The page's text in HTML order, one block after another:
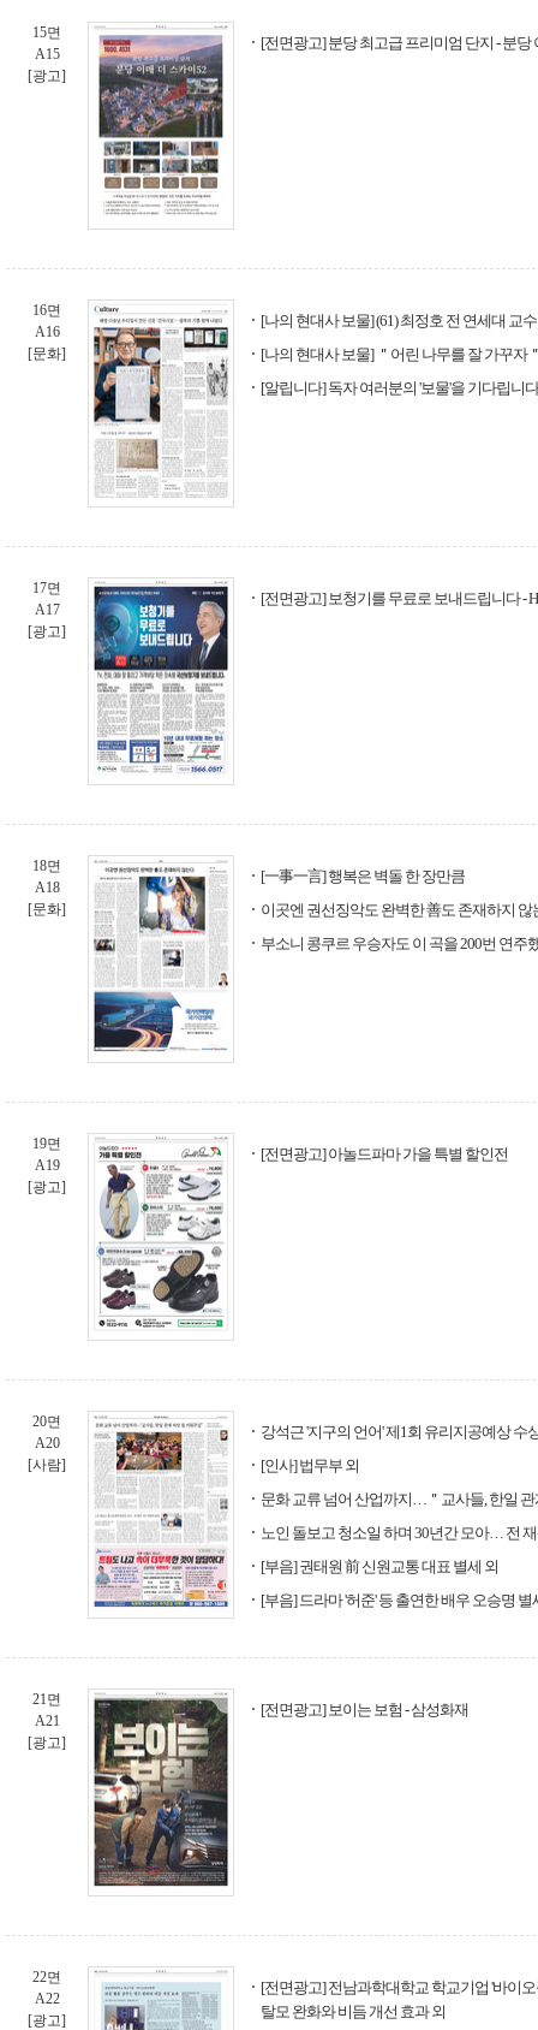
15면
A15
[광고]
[전면광고] 분당 최고급 프리미엄 단지 - 분당
16면
A16
[문화]
[나의 현대사 보물] (61) 최정호 전 연세대 교수
[나의 현대사 보물] ＂어린 나무를 잘 가꾸자
[알립니다] 독자 여러분의 '보물'을 기다립니다
17면
A17
[광고]
[전면광고] 보청기를 무료로 보내드립니다 -
18면
A18
[문화]
[一事一言] 행복은 벽돌 한 장만큼
이곳엔 권선징악도 완벽한 善도 존재하지 않
부소니 콩쿠르 우승자도 이 곡을 200번 연주
19면
A19
[광고]
[전면광고] 아놀드파마 가을 특별 할인전
20면
A20
[사람]
강석근 '지구의 언어' 제1회 유리지공예상 수
[인사] 법무부 외
문화 교류 넘어 산업까지…＂교사들, 한일
노인 돌보고 청소일 하며 30년간 모아… 전
[부음] 권태원 前 신원교통 대표 별세 외
[부음] 드라마 '허준' 등 출연한 배우 오승명 별
21면
A21
[광고]
[전면광고] 보이는 보험 - 삼성화재
22면
A22
[광고]
[전면광고] 전남과학대학교 학교기업 '바이
탈모 완화와 비듬 개선 효과 외